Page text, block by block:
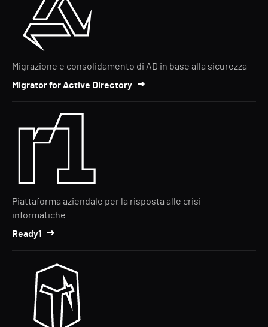
Migrazione e consolidamento di AD in base alla sicurezza
Migrator for Active Directory
Piattaforma aziendale per la risposta alle crisi
informatiche
Ready1